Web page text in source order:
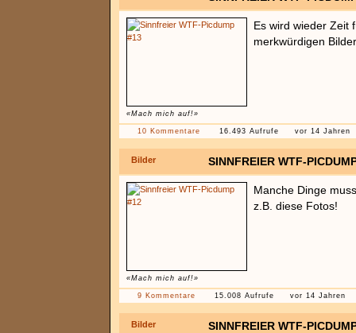
«Mach mich auf!»
Es wird wieder Zeit
merkwürdigen
10 Kommentare 16.493 Aufrufe vor 14 Jahren
Bilder SINNFREIER WTF-
«Mach mich auf!»
Manche Dinge
z.B. diese Fotos!
9 Kommentare 15.008 Aufrufe vor 14 Jahren
Bilder SINNFREIER WTF-